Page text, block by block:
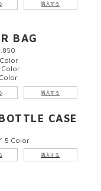
購入する
BAG
Color
購入する
CASE
5 Color
購入する